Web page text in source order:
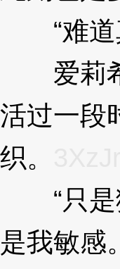
“难道
爱莉希
活过一段
织。
“只是
是我敏感